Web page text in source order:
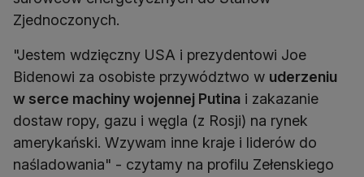
Zjednoczonych.
"Jestem wdzięczny USA i prezydentowi Joe
Bidenowi za osobiste przywództwo w uderzeniu
w serce machiny wojennej Putina i zakazanie
dostaw ropy, gazu i węgla (z Rosji) na rynek
amerykański. Wzywam inne kraje i liderów do
naśladowania" - czytamy na profilu Zełenskiego